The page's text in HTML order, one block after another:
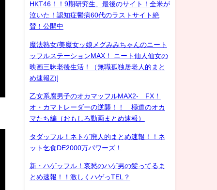
HKT46！！9期研究生、最後のサイト！全米が
泣いた！認知症鬱病60代のラストサイト絶
賛！公開中
魔法熟女/美魔女ッ娘メグみみちゃんのニート
ッフルステーションMAX！ ニート仙人仙女の
映画三昧老後生活！（無職孤独居老人的まと
め速報Z)]
乙女系腐男子のオカマッフルMAX2- FX！
オ・カマトレーダーの逆襲！！ 極道のオカ
マたち編（おもしろ動画まとめ速報）
タダッフル！ネトゲ廃人的まとめ速報！！ネ
ット乞食DE2000万パワーズ！
新・ハゲッフル！哀愁のハゲ男の髪ってるま
とめ速報！！激しくハゲっTEL？